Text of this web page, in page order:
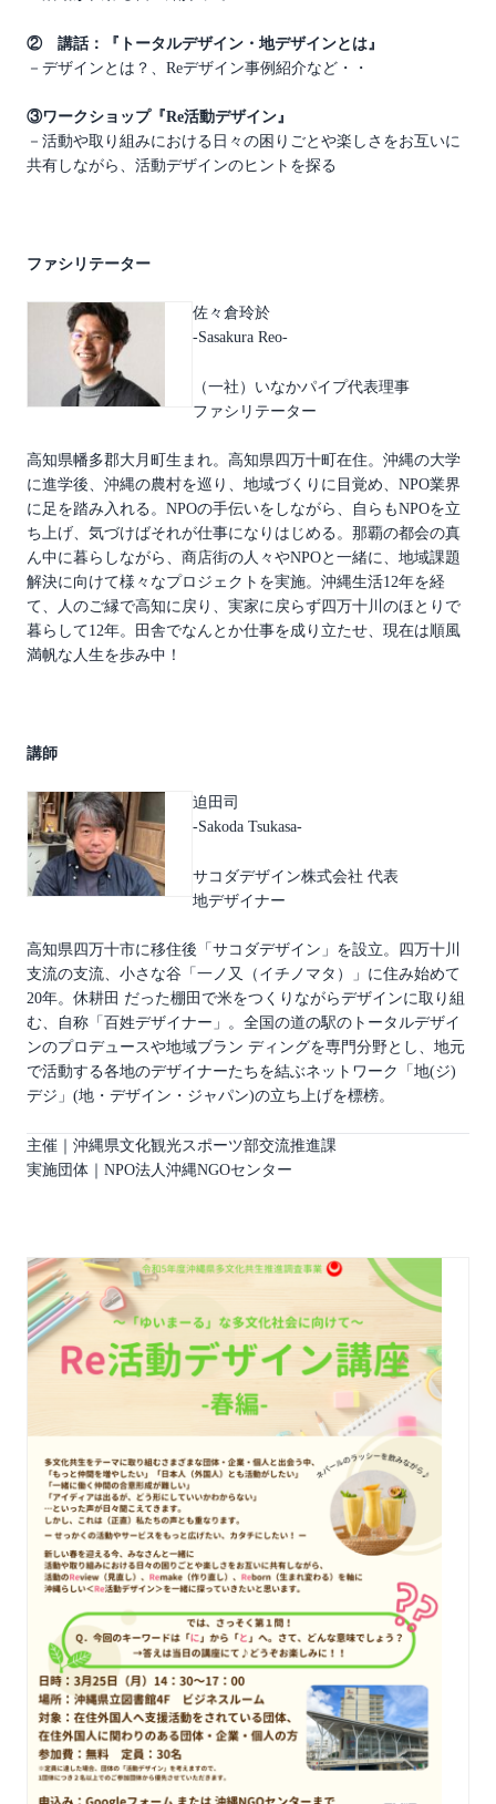
② 講話：『トータルデザイン・地デザインとは』
－デザインとは？、Reデザイン事例紹介など・・
③ワークショップ『Re活動デザイン』
－活動や取り組みにおける日々の困りごとや楽しさをお互いに
共有しながら、活動デザインのヒントを探る
ファシリテーター
佐々倉玲於
-Sasakura Reo-
（一社）いなかパイプ代表理事
ファシリテーター
高知県幡多郡大月町生まれ。高知県四万十町在住。沖縄の大学
に進学後、沖縄の農村を巡り、地域づくりに目覚め、NPO業界
に足を踏み入れる。NPOの手伝いをしながら、自らもNPOを立
ち上げ、気づけばそれが仕事になりはじめる。那覇の都会の真
ん中に暮らしながら、商店街の人々やNPOと一緒に、地域課題
解決に向けて様々なプロジェクトを実施。沖縄生活12年を経
て、人のご縁で高知に戻り、実家に戻らず四万十川のほとりで
暮らして12年。田舎でなんとか仕事を成り立たせ、現在は順風
満帆な人生を歩み中！
講師
迫田司
-Sakoda Tsukasa-
サコダデザイン株式会社 代表
地デザイナー
高知県四万十市に移住後「サコダデザイン」を設立。四万十川
支流の支流、小さな谷「一ノ又（イチノマタ）」に住み始めて
20年。休耕田 だった棚田で米をつくりながらデザインに取り組
む、自称「百姓デザイナー」。全国の道の駅のトータルデザイ
ンのプロデュースや地域ブラン ディングを専門分野とし、地元
で活動する各地のデザイナーたちを結ぶネットワーク「地(ジ)
デジ」(地・デザイン・ジャパン)の立ち上げを標榜。
主催｜沖縄県文化観光スポーツ部交流推進課
実施団体｜NPO法人沖縄NGOセンター